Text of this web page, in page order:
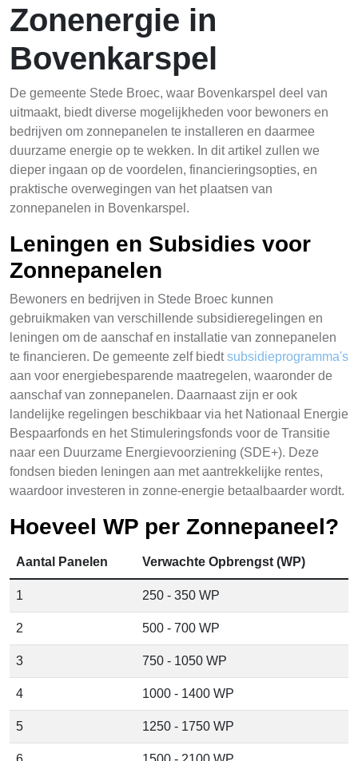
Zonenergie in
Bovenkarspel
De gemeente Stede Broec, waar Bovenkarspel deel van
uitmaakt, biedt diverse mogelijkheden voor bewoners en
bedrijven om zonnepanelen te installeren en daarmee
duurzame energie op te wekken. In dit artikel zullen we
dieper ingaan op de voordelen, financieringsopties, en
praktische overwegingen van het plaatsen van
zonnepanelen in Bovenkarspel.
Leningen en Subsidies voor
Zonnepanelen
Bewoners en bedrijven in Stede Broec kunnen
gebruikmaken van verschillende subsidieregelingen en
leningen om de aanschaf en installatie van zonnepanelen
te financieren. De gemeente zelf biedtsubsidieprogramma's
aan voor energiebesparende maatregelen, waaronder de
aanschaf van zonnepanelen. Daarnaast zijn er ook
landelijke regelingen beschikbaar via het Nationaal Energie
Bespaarfonds en het Stimuleringsfonds voor de Transitie
naar een Duurzame Energievoorziening (SDE+). Deze
fondsen bieden leningen aan met aantrekkelijke rentes,
waardoor investeren in zonne-energie betaalbaarder wordt.
Hoeveel WP per Zonnepaneel?
Aantal Panelen Verwachte Opbrengst (WP)
1 250 - 350 WP
2 500 - 700 WP
3 750 - 1050 WP
4 1000 - 1400 WP
5 1250 - 1750 WP